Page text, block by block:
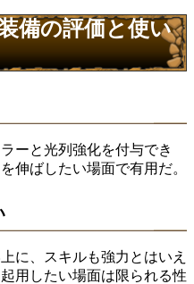
備の評価と使い
ーと光列強化を付与でき
伸ばしたい場面で有用だ。
に、スキルも強力とはいえ
用したい場面は限られる性